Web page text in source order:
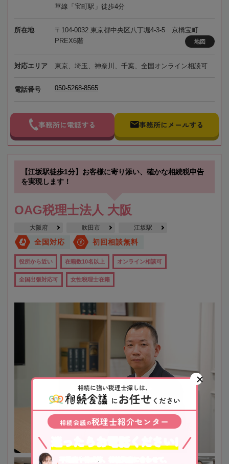
草線「宝町駅」徒歩4分
所在地
〒104-0032 東京都中央区八丁堀4-3-5 京橋宝町
PREX6階
地図
対応エリア 東京、埼玉、神奈川、千葉、全国オンライン相談可
電話番号 050-5268-8565
事務所に電話する 事務所にメールする
【江坂駅徒歩1分】お客様に寄り添い、確かな相続税申告
を実現します！
OAG税理士法人 大阪
大阪府 吹田市 江坂駅
全国対応 初回相談無料
役所から近い 在籍数10名以上 オンライン相談可
全国出張対応可 女性税理士在籍
相続に強い税理士探しは、
にお任せ ください
相続会議の税理士紹介センター
不動産や株式等、相続資産に合わせて、